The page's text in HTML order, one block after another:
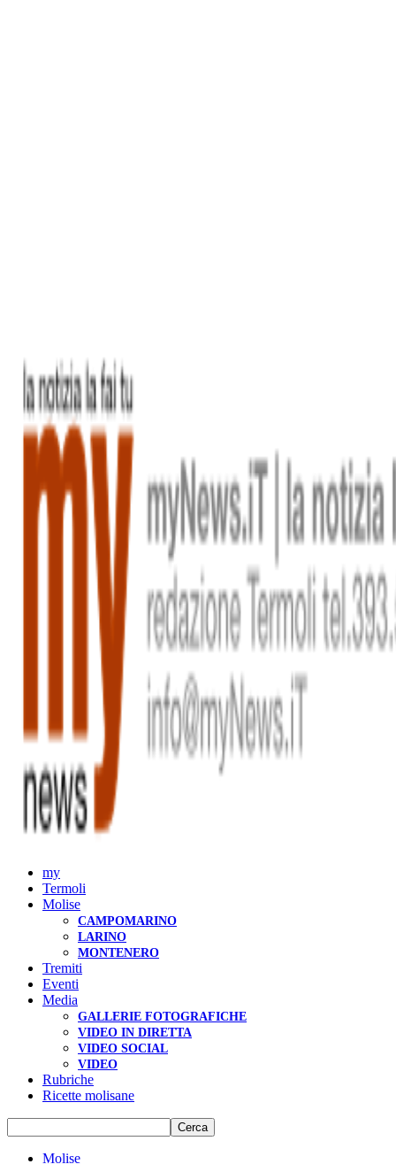
my
Termoli
Molise
CAMPOMARINO
LARINO
MONTENERO
Tremiti
Eventi
Media
GALLERIE FOTOGRAFICHE
VIDEO IN DIRETTA
VIDEO SOCIAL
VIDEO
Rubriche
Ricette molisane
Molise